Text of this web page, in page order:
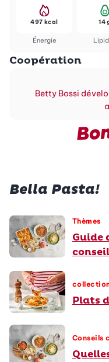
Énergie
497 kcal 14
Coopération
Betty Bossi
Bella Pasta!
Thèmes
Guide
Plats
Conseils